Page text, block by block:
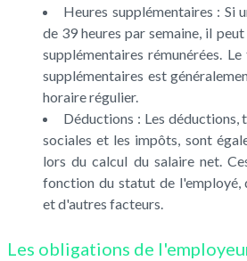
Heures supplémentaires : Si
de 39 heures par semaine, il
supplémentaires rémunérées.
supplémentaires est
horaire régulier.
Déductions : Les déductions,
sociales et les impôts, sont
lors du calcul du salaire net.
fonction du statut de l'employé,
et d'autres facteurs.
Les obligations de